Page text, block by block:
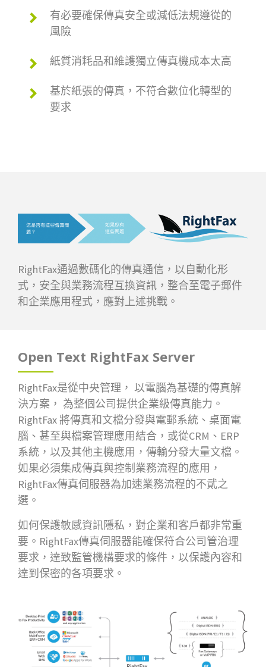
有必要確保傳真安全或減低法規遵從的
風險
紙質消耗品和維護獨立傳真機成本太高
基於紙張的傳真，不符合數位化轉型的
要求
RightFax通過數碼化的傳真通信，以自動化形
式，安全與業務流程互換資訊，整合至電子郵件
和企業應用程式，應對上述挑戰。
Open Text RightFax Server
RightFax是從中央管理， 以電腦為基礎的傳真解
決方案， 為整個公司提供企業級傳真能力。
RightFax 將傳真和文檔分發與電郵系統、桌面電
腦、甚至與檔案管理應用結合，或從CRM、ERP
系統，以及其他主機應用，傳輸分發大量文檔。
如果必須集成傳真與控制業務流程的應用，
RightFax傳真伺服器為加速業務流程的不貮之
選。
如何保護敏感資訊隱私，對企業和客戶都非常重
要。RightFax傳真伺服器能確保符合公司管治理
要求，達致監管機構要求的條件，以保護內容和
達到保密的各項要求。